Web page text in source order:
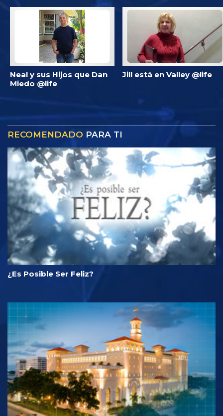
Neal y sus Hijos que Dan
Miedo @life
Jill está en Valley @life
RECOMENDADO PARA TI
¿Es Posible Ser Feliz?